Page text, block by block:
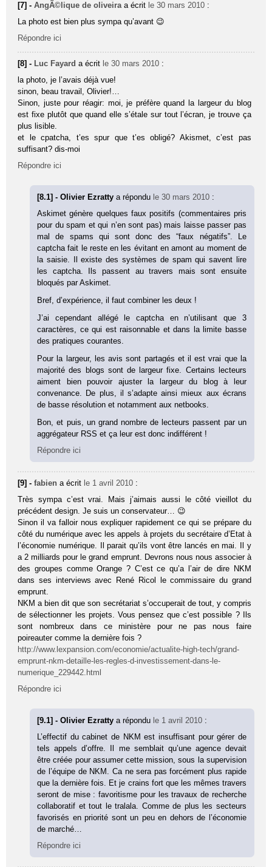
[7] -AngÃ©lique de oliveira a écrit le 30 mars 2010 :
La photo est bien plus sympa qu’avant 😉
Répondre ici
[8] - Luc Fayard a écrit le 30 mars 2010 :
la photo, je l’avais déjà vue!
sinon, beau travail, Olivier!…
Sinon, juste pour réagir: moi, je préfère quand la largeur du blog
est fixe plutôt que quand elle s’étale sur tout l’écran, je trouve ça
plus lisible.
et le cpatcha, t’es spur que t’es obligé? Akismet, c’est pas
suffisant? dis-moi
Répondre ici
[8.1] - Olivier Ezrattya répondu le 30 mars 2010 :
Askimet génère quelques faux positifs (commentaires pris
pour du spam et qui n’en sont pas) mais laisse passer pas
mal de spams qui sont donc des “faux négatifs”. Le
captcha fait le reste en les évitant en amont au moment de
la saisie. Il existe des systèmes de spam qui savent lire
les captcha. Ils passent au travers mais sont ensuite
bloqués par Askimet.
Bref, d’expérience, il faut combiner les deux !
J’ai cependant allégé le captcha en n’utilisant que 3
caractères, ce qui est raisonnable et dans la limite basse
des pratiques courantes.
Pour la largeur, les avis sont partagés et il est vrai que la
majorité des blogs sont de largeur fixe. Certains lecteurs
aiment bien pouvoir ajuster la largeur du blog à leur
convenance. De plus, il s’adapte ainsi mieux aux écrans
de basse résolution et notamment aux netbooks.
Bon, et puis, un grand nombre de lecteurs passent par un
aggrégateur RSS et ça leur est donc indifférent !
Répondre ici
[9] -fabien a écrit le 1 avril 2010 :
Très sympa c’est vrai. Mais j’aimais aussi le côté vieillot du
précédent design. Je suis un conservateur… 😉
Sinon il va falloir nous expliquer rapidement ce qui se prépare du
côté du numérique avec les appels à projets du secrétaire d’Etat à
l’économie numérique. Il parait qu’ils vont être lancés en mai. Il y
a 2 milliards pour le grand emprunt. Devrons nous nous associer à
des groupes comme Orange ? C’est ce qu’a l’air de dire NKM
dans ses interviews avec René Ricol le commissaire du grand
emprunt.
NKM a bien dit que son secrétariat s’occuperait de tout, y compris
de sélectionner les projets. Vous pensez que c’est possible ? Ils
sont nombreux dans ce ministère pour ne pas nous faire
poireauter comme la dernière fois ?
http://www.lexpansion.com/economie/actualite-high-tech/grand-
emprunt-nkm-detaille-les-regles-d-investissement-dans-le-
numerique_229442.html
Répondre ici
[9.1] - Olivier Ezrattya répondu le 1 avril 2010 :
L’effectif du cabinet de NKM est insuffisant pour gérer de
tels appels d’offre. Il me semblait qu’une agence devait
être créée pour assumer cette mission, sous la supervision
de l’équipe de NKM. Ca ne sera pas forcément plus rapide
que la dernière fois. Et je crains fort que les mêmes travers
seront de mise : favoritisme pour les travaux de recherche
collaboratif et tout le tralala. Comme de plus les secteurs
favorisés en priorité sont un peu en dehors de l’économie
de marché…
Répondre ici